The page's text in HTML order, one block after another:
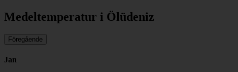
Medeltemperatur i Ölüdeniz
Föregående
Jan